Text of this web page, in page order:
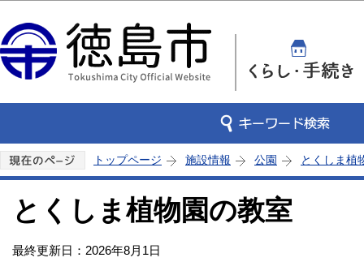
トップページ 施設情報 公園 とくしま植
とくしま植物園の教室
最終更新日：2026年8月1日